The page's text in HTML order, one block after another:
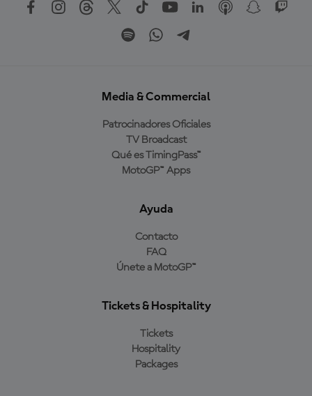
Media & Commercial
Patrocinadores Oficiales
TV Broadcast
Qué es TimingPass™
MotoGP™ Apps
Ayuda
Contacto
FAQ
Únete a MotoGP™
Tickets & Hospitality
Tickets
Hospitality
Packages